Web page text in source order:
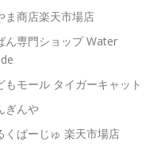
ま商店楽天市場店
ん専門ショップ Water
もモール タイガーキャット
ぎんや
くぱーじゅ 楽天市場店